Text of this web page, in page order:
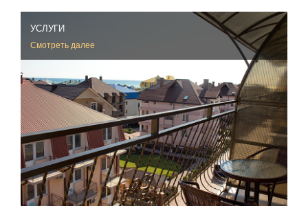
УСЛУГИ
Смотреть далее